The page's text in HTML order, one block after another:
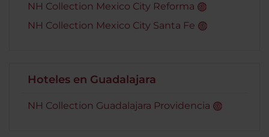
NH Collection Mexico City Reforma
NH Collection Mexico City Santa Fe
Hoteles en Guadalajara
NH Collection Guadalajara Providencia